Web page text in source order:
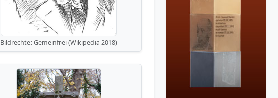
Bildrechte: Gemeinfrei (Wikipedia 2018)